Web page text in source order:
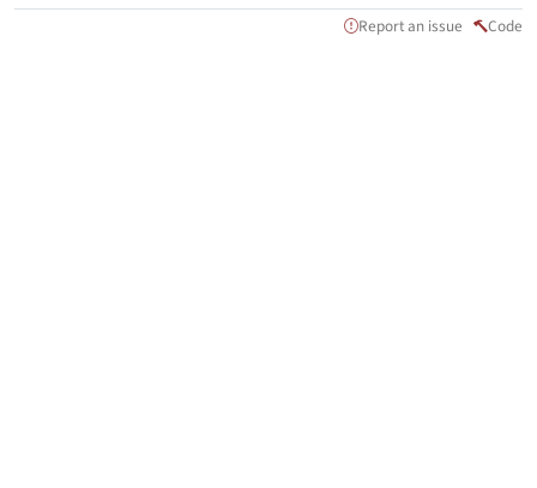
Report an issue Code